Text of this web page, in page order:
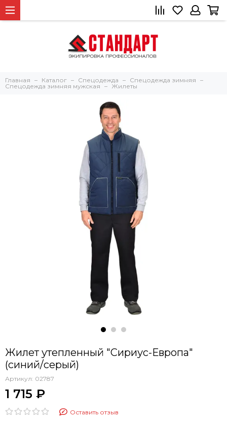
Главная Каталог Спецодежда
Спецодежда зимняя
Спецодежда зимняя мужская
Жилеты
Жилет утепленный "Сириус-Европа"
(синий/серый)
Артикул: 02787
1 715 ₽
Оставить отзыв